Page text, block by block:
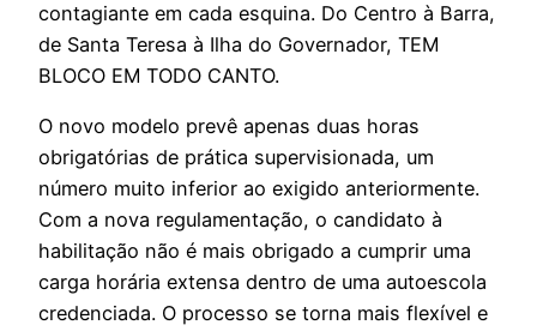
contagiante em cada esquina. Do Centro à Barra,
de Santa Teresa à Ilha do Governador, TEM
BLOCO EM TODO CANTO.
O novo modelo prevê apenas duas horas
obrigatórias de prática supervisionada, um
número muito inferior ao exigido anteriormente.
Com a nova regulamentação, o candidato à
habilitação não é mais obrigado a cumprir uma
carga horária extensa dentro de uma autoescola
credenciada. O processo se torna mais flexível e